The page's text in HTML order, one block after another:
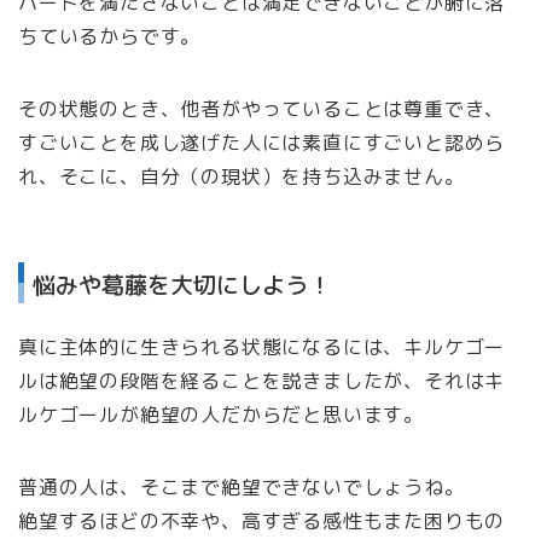
ちているからです。
その状態のとき、他者がやっていることは尊重でき、
すごいことを成し遂げた人には素直にすごいと認めら
れ、そこに、自分（の現状）を持ち込みません。
悩みや葛藤を大切にしよう！
真に主体的に生きられる状態になるには、キルケゴー
ルは絶望の段階を経ることを説きましたが、それはキ
ルケゴールが絶望の人だからだと思います。
普通の人は、そこまで絶望できないでしょうね。
絶望するほどの不幸や、高すぎる感性もまた困りもの